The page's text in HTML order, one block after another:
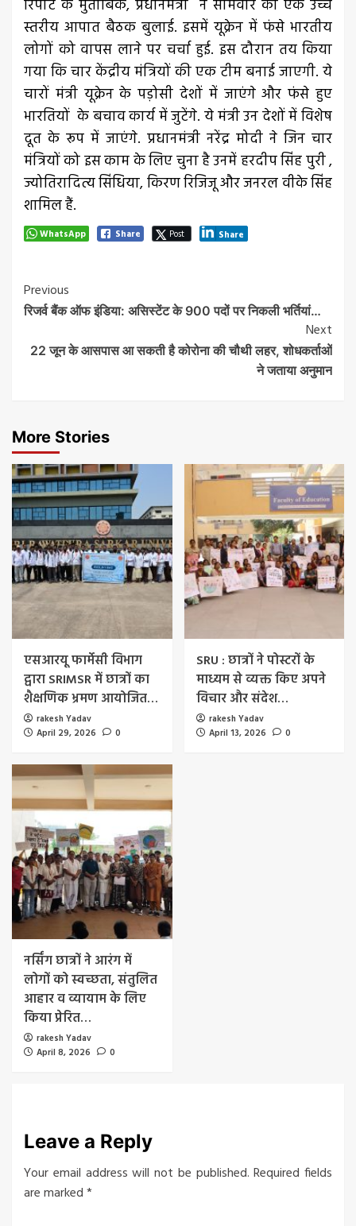
रिपोर्ट के मुताबिक, प्रधानमंत्री ने सोमवार को एक उच्च
स्तरीय आपात बैठक बुलाई. इसमें यूक्रेन में फंसे भारतीय
लोगों को वापस लाने पर चर्चा हुई. इस दौरान तय किया
गया कि चार केंद्रीय मंत्रियों की एक टीम बनाई जाएगी. ये
चारों मंत्री यूक्रेन के पड़ोसी देशों में जाएंगे और फंसे हुए
भारतियों के बचाव कार्य में जुटेंगे. ये मंत्री उन देशों में विशेष
दूत के रूप में जाएंगे. प्रधानमंत्री नरेंद्र मोदी ने जिन चार
मंत्रियों को इस काम के लिए चुना है उनमें हरदीप सिंह पुरी ,
ज्योतिरादित्य सिंधिया, किरण रिजिजू और जनरल वीके सिंह
शामिल हैं.
WhatsApp Share Post Share
Post
Navigation
Previous
रिजर्व बैंक ऑफ इंडिया: असिस्टेंट के 900 पदों पर निकली भर्तियां…
Next
22 जून के आसपास आ सकती है कोरोना की चौथी लहर, शोधकर्ताओं
ने जताया अनुमान
More Stories
एसआरयू फार्मेसी विभाग
द्वारा SRIMSR में छात्रों का
शैक्षणिक भ्रमण आयोजित…
rakesh Yadav
April 29, 2026
0
SRU : छात्रों ने पोस्टरों के
माध्यम से व्यक्त किए अपने
विचार और संदेश…
rakesh Yadav
April 13, 2026
0
नर्सिंग छात्रों ने आरंग में
लोगों को स्वच्छता, संतुलित
आहार व व्यायाम के लिए
किया प्रेरित…
rakesh Yadav
April 8, 2026
0
Leave a Reply
Your email address will not be published. Required fields
are marked*